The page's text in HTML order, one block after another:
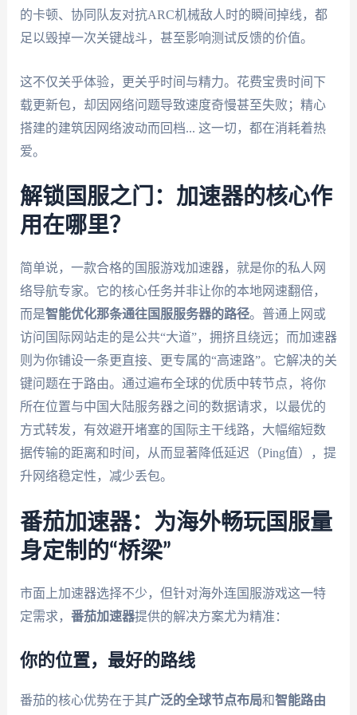
的卡顿、协同队友对抗ARC机械敌人时的瞬间掉线，都
足以毁掉一次关键战斗，甚至影响测试反馈的价值。
这不仅关乎体验，更关乎时间与精力。花费宝贵时间下
载更新包，却因网络问题导致速度奇慢甚至失败；精心
搭建的建筑因网络波动而回档... 这一切，都在消耗着热
爱。
解锁国服之门：加速器的核心作
用在哪里？
简单说，一款合格的国服游戏加速器，就是你的私人网
络导航专家。它的核心任务并非让你的本地网速翻倍，
而是智能优化那条通往国服服务器的路径。普通上网或
访问国际网站走的是公共“大道”，拥挤且绕远；而加速器
则为你铺设一条更直接、更专属的“高速路”。它解决的关
键问题在于路由。通过遍布全球的优质中转节点，将你
所在位置与中国大陆服务器之间的数据请求，以最优的
方式转发，有效避开堵塞的国际主干线路，大幅缩短数
据传输的距离和时间，从而显著降低延迟（Ping值），提
升网络稳定性，减少丢包。
番茄加速器：为海外畅玩国服量
身定制的“桥梁”
市面上加速器选择不少，但针对海外连国服游戏这一特
定需求， 番茄加速器提供的解决方案尤为精准：
你的位置，最好的路线
番茄的核心优势在于其广泛的全球节点布局和智能路由